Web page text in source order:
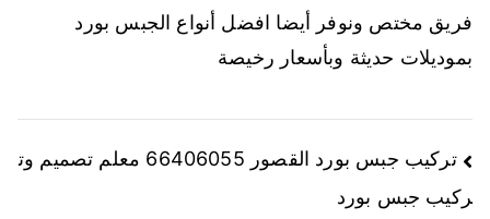
فريق مختص ونوفر أيضا افضل أنواع الجبس بورد
بموديلات حديثة وبأسعار رخيصة
تركيب جبس بورد القصور 66406055 معلم تصميم وت
ركيب جبس بورد